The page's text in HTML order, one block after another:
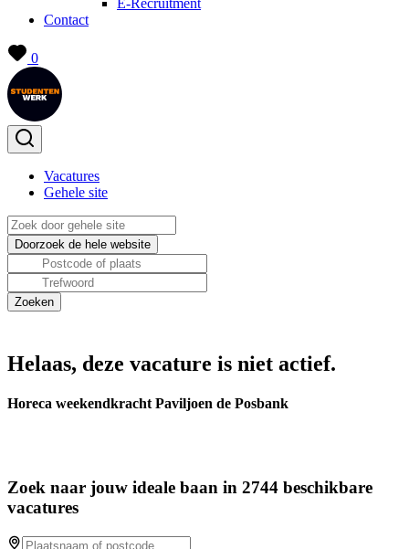
E-Recruitment
Contact
0
Vacatures
Gehele site
Helaas, deze vacature is niet actief.
Horeca weekendkracht Paviljoen de Posbank
Zoek naar jouw ideale baan in 2744 beschikbare
vacatures